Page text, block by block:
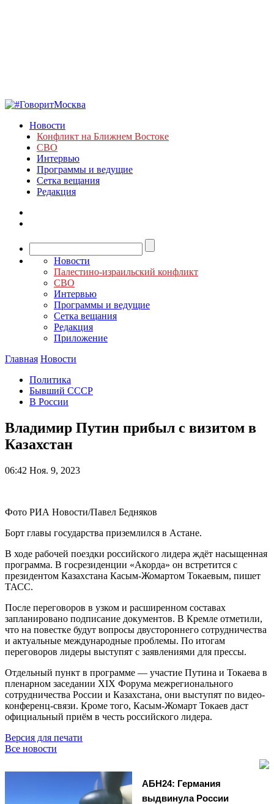
Новости
Конфликт на Ближнем Востоке
СВО
Интервью
Программы и ведущие
Сетка вещания
Редакция
Новости
Палестино-израильский конфликт
СВО
Интервью
Программы и ведущие
Сетка вещания
Редакция
Приложение
Главная Новости
Политика
Бывший СССР
В России
Владимир Путин прибыл с визитом в
Казахстан
06:42 Ноя. 9, 2023
Фото РИА Новости/Павел Бедняков
Борт главы государства приземлился в Астане.
В ходе рабочей поездки российского лидера ждёт насыщенная
программа. В госрезиденции «Акорда» он встретится с
президентом Казахстана Касым-Жомартом Токаевым, пишет
ТАСС.
После переговоров в узком и расширенном составах
запланировано подписание документов. В Кремле отметили,
что на повестке будут вопросы двустороннего сотрудничества
и актуальные международные проблемы. По итогам
переговоров лидеры выступят с заявлениями для прессы.
Отдельный пункт в программе — участие Путина и Токаева в
пленарном заседании XIX Форума межрегионального
сотрудничества России и Казахстана, они выступят по видео-
конференц-связи. Кроме того, Касым-Жомарт Токаев даст
официальный приём в честь российского лидера.
Версия для печати
Все новости
АБН24: Германия
выдвинула России